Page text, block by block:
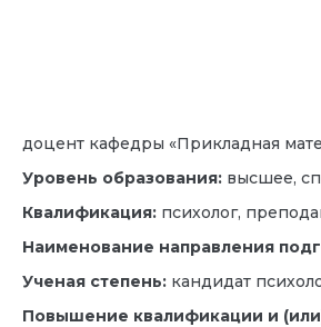
доцент кафедры «Прикладная
Уровень образования: высшее,
Квалификация: психолог,
Наименование направления
Ученая степень: кандидат
Повышение квалификации и